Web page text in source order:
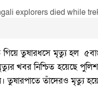
গিয়ে তুষারধসে মৃত্যু হল
খবর নিশ্চিত হয়েছে
তুষারপাতে তাঁদেরও মৃত্যু